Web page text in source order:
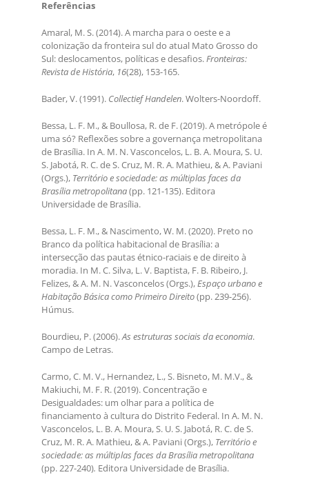
Referências
Amaral, M. S. (2014). A marcha para o oeste e a
colonização da fronteira sul do atual Mato Grosso do
Sul: deslocamentos, políticas e desafios.Fronteiras:
Revista de História, 16(28), 153-165.
Bader, V. (1991). Collectief Handelen. Wolters-Noordoff.
Bessa, L. F. M., & Boullosa, R. de F. (2019). A metrópole é
uma só? Reflexões sobre a governança metropolitana
de Brasília. In A. M. N. Vasconcelos, L. B. A. Moura, S. U.
S. Jabotá, R. C. de S. Cruz, M. R. A. Mathieu, & A. Paviani
(Orgs.), Território e sociedade: as múltiplas faces da
Brasília metropolitana(pp. 121-135). Editora
Universidade de Brasília.
Bessa, L. F. M., & Nascimento, W. M. (2020). Preto no
Branco da política habitacional de Brasília: a
intersecção das pautas étnico-raciais e de direito à
moradia. In M. C. Silva, L. V. Baptista, F. B. Ribeiro, J.
Felizes, & A. M. N. Vasconcelos (Orgs.),Espaço urbano e
Habitação Básica como Primeiro Direito(pp. 239-256).
Húmus.
Bourdieu, P. (2006).As estruturas sociais da economia.
Campo de Letras.
Carmo, C. M. V., Hernandez, L., S. Bisneto, M. M.V., &
Makiuchi, M. F. R. (2019). Concentração e
Desigualdades: um olhar para a política de
financiamento à cultura do Distrito Federal. In A. M. N.
Vasconcelos, L. B. A. Moura, S. U. S. Jabotá, R. C. de S.
Cruz, M. R. A. Mathieu, & A. Paviani (Orgs.), Território e
sociedade: as múltiplas faces da Brasília metropolitana
(pp. 227-240). Editora Universidade de Brasília.